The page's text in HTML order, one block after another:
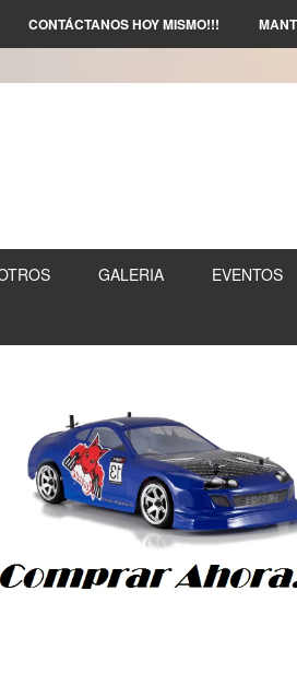
CONTÁCTANOS HOY MISMO!!!
GALERIA EVENTOS